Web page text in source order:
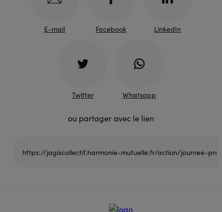
E-mail Facebook LinkedIn
Twitter Whatsapp
ou partager avec le lien